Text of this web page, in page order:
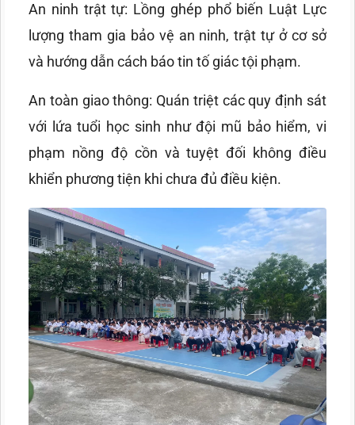
An ninh trật tự: Lồng ghép phổ biến Luật Lực
lượng tham gia bảo vệ an ninh, trật tự ở cơ sở
và hướng dẫn cách báo tin tố giác tội phạm.
An toàn giao thông: Quán triệt các quy định sát
với lứa tuổi học sinh như đội mũ bảo hiểm, vi
phạm nồng độ cồn và tuyệt đối không điều
khiển phương tiện khi chưa đủ điều kiện.